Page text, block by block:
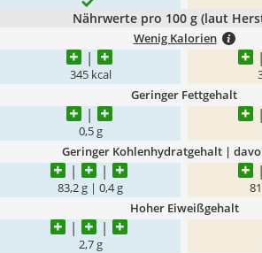
Nährwerte pro 100 g (laut
Wenig Kalorien
345 kcal
Geringer Fettgehalt
0,5 g
Geringer Kohlenhydratgehalt |
83,2 g | 0,4 g
Hoher Eiweißgehalt
2,7 g